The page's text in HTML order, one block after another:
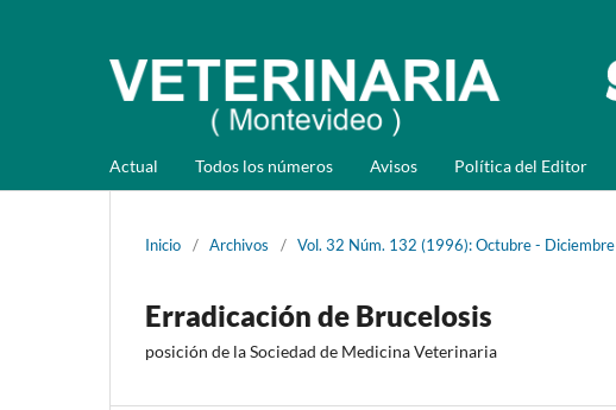
Actual Todos los números Avisos Política del Editor
Inicio / Archivos / Vol. 32 Núm. 132 (1996): Octubre - Diciembre
Erradicación de Brucelosis
posición de la Sociedad de Medicina Veterinaria